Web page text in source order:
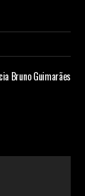
Bruno Guimarães